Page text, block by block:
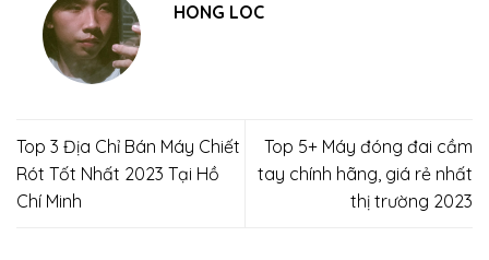
HONG LOC
Top 3 Địa Chỉ Bán Máy Chiết
Rót Tốt Nhất 2023 Tại Hồ
Chí Minh
Top 5+ Máy đóng đai cầm
tay chính hãng, giá rẻ nhất
thị trường 2023